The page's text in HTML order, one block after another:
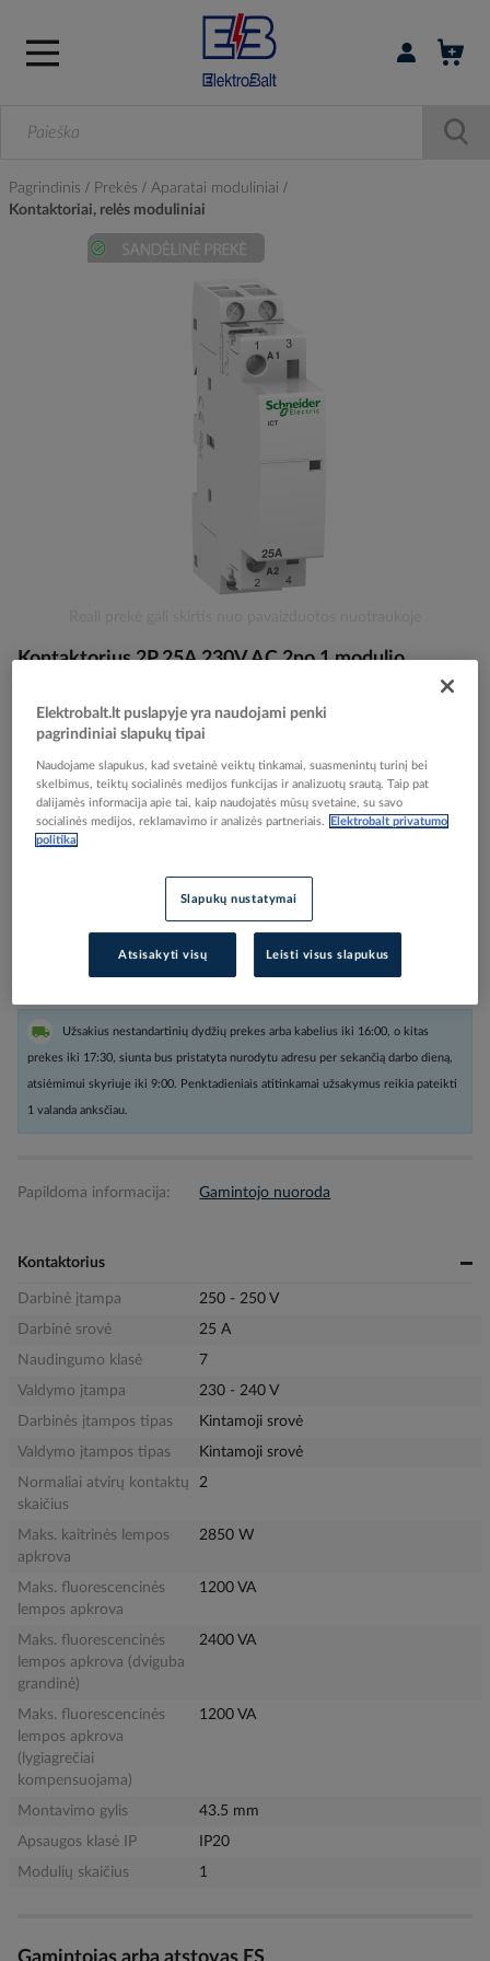
Prisijungti /
Pagrindinis Prekės
Aparatai moduliniai
Kontaktoriai, relės moduliniai
the
gallery
Kontaktorius 2P 25A 230V AC 2no 1 modulio
Elektrobalt prekės kodas
067869
EAN kodas
3606480088575
Gamintojo prekės kodas
A9C20732
Užsakius nestandartinių dydžių prekes arba kabelius iki 16:00, o kitas
prekes iki 17:30, siunta bus pristatyta nurodytu adresu per sekančią darbo dieną,
atsiėmimui skyriuje iki 9:00. Penktadieniais atitinkamai užsakymus reikia pateikti
1 valanda anksčiau.
Papildoma informacija: Gamintojo nuoroda
Kontaktorius
Darbinė įtampa
250 - 250 V
Darbinė srovė
25 A
Naudingumo klasė
7
Valdymo įtampa
230 - 240 V
Darbinės įtampos tipas
Kintamoji srovė
Valdymo įtampos tipas
Kintamoji srovė
Normaliai atvirų kontaktų
skaičius
2
Maks. kaitrinės lempos
apkrova
2850 W
Maks. fluorescencinės
lempos apkrova
1200 VA
Maks. fluorescencinės
lempos apkrova (dviguba
grandinė)
2400 VA
Maks. fluorescencinės
lempos apkrova
(lygiagrečiai
kompensuojama)
1200 VA
Montavimo gylis
43.5 mm
Apsaugos klasė IP
IP20
Modulių skaičius
1
Elektrobalt.lt puslapyje yra naudojami penki
pagrindiniai slapukų tipai
Naudojame slapukus, kad svetainė veiktų tinkamai, suasmenintų turinį bei
skelbimus, teiktų socialinės medijos funkcijas ir analizuotų srautą. Taip pat
dalijamės informacija apie tai, kaip naudojatės mūsų svetaine, su savo
socialinės medijos, reklamavimo ir analizės partneriais.
Elektrobalt privatumo
politika
Slapukų nustatymai
Atsisakyti visų Leisti visus slapukus